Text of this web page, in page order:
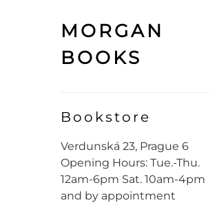
MORGAN
BOOKS
Bookstore
Verdunská 23, Prague 6
Opening Hours: Tue.-Thu.
12am-6pm Sat. 10am-4pm
and by appointment